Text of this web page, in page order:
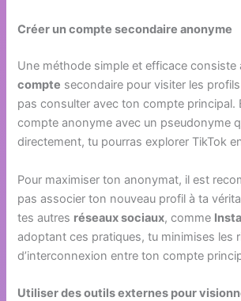
Créer un compte secondaire anonyme
Une méthode simple et efficace consiste
compte secondaire pour visiter les
pas consulter avec ton compte principal.
compte anonyme avec un pseudonyme
directement, tu pourras explorer TikTok
Pour maximiser ton anonymat, il est
pas associer ton nouveau profil à ta
tes autres réseaux sociaux, comme
adoptant ces pratiques, tu minimises les
d’interconnexion entre ton compte
Utiliser des outils externes pour